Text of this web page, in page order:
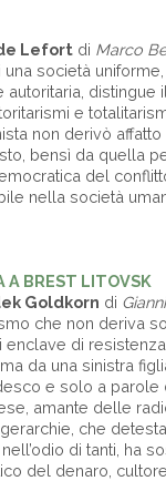
Lefort di Marco
società
autoritaria, distingue
e
non derivò affatto
bensì da quella
del
nella società
A BREST LITOVSK
Goldkorn di
che non deriva
enclave di
da una sinistra
e solo a parole
amante delle
che detesta
di tanti, ha
del denaro,